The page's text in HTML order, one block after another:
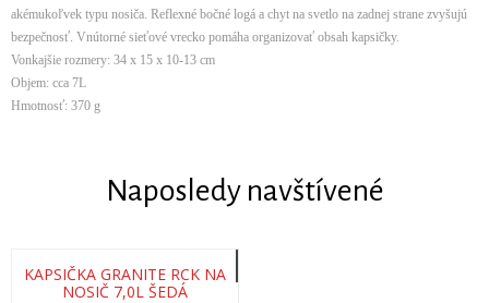
akémukoľvek typu nosiča. Reflexné bočné logá a chyt na svetlo na zadnej strane zvyšujú
bezpečnosť. Vnútorné sieťové vrecko pomáha organizovať obsah kapsičky.
Vonkajšie rozmery: 34 x 15 x 10-13 cm
Objem: cca 7L
Hmotnosť: 370 g
Naposledy navštívené
KAPSIČKA GRANITE RCK NA
NOSIČ 7,0L ŠEDÁ